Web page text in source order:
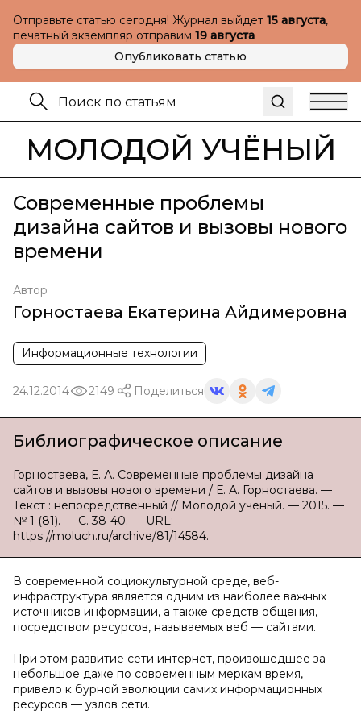
Отправьте статью сегодня! Журнал выйдет 15 августа,
печатный экземпляр отправим 19 августа
Опубликовать статью
МОЛОДОЙ УЧЁНЫЙ
Современные проблемы
дизайна сайтов и вызовы нового
времени
Автор
Горностаева Екатерина Айдимеровна
Информационные технологии
24.12.2014 2149 Поделиться
Библиографическое описание
Горностаева, Е. А. Современные проблемы дизайна
сайтов и вызовы нового времени / Е. А. Горностаева. —
Текст : непосредственный // Молодой ученый. — 2015. —
№ 1 (81). — С. 38-40. — URL:
https://moluch.ru/archive/81/14584.
В современной социокультурной среде, веб-
инфраструктура является одним из наиболее важных
источников информации, а также средств общения,
посредством ресурсов, называемых веб — сайтами.
При этом развитие сети интернет, произошедшее за
небольшое даже по современным меркам время,
привело к бурной эволюции самих информационных
ресурсов — узлов сети.